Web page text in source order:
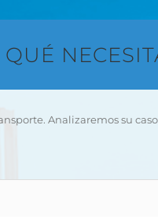
Analizaremos su